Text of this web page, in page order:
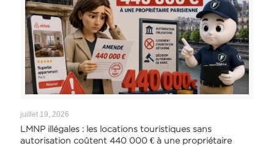
juillet 19, 2026
LMNP illégales : les locations touristiques sans
autorisation coûtent 440 000 € à une propriétaire